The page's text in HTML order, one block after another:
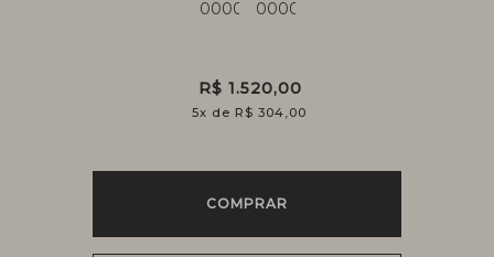
R$ 1.520,00
5x R$ 304,00
COMPRAR